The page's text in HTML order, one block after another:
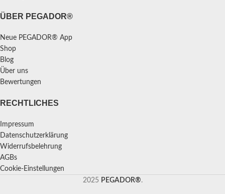
ÜBER PEGADOR®
Neue PEGADOR® App
Shop
Blog
Über uns
Bewertungen
RECHTLICHES
Impressum
Datenschutzerklärung
Widerrufsbelehrung
AGBs
Cookie-Einstellungen
2025 PEGADOR®.